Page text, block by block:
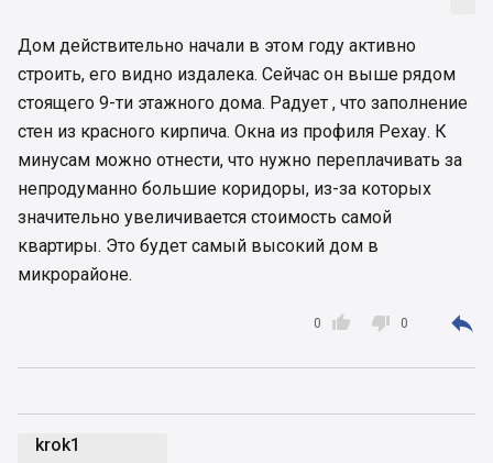
Дом действительно начали в этом году активно
строить, его видно издалека. Сейчас он выше рядом
стоящего 9-ти этажного дома. Радует , что заполнение
стен из красного кирпича. Окна из профиля Рехау. К
минусам можно отнести, что нужно переплачивать за
непродуманно большие коридоры, из-за которых
значительно увеличивается стоимость самой
квартиры. Это будет самый высокий дом в
микрорайоне.

0  0 
krok1